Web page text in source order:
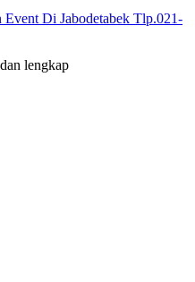
Event Di Jabodetabek Tlp.021-
lengkap